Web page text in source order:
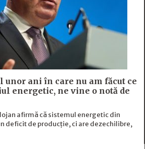
unor ani în care nu am făcut ce
energetic, ne vine o notă de
afirmă că sistemul energetic din
deficit de producţie, ci are dezechilibre,